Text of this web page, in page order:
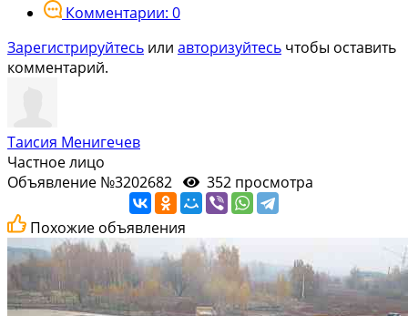
Комментарии: 0
Зарегистрируйтесь или авторизуйтесь чтобы оставить
комментарий.
Таисия Менигечев
Частное лицо
Объявление №3202682
352 просмотра
Похожие объявления